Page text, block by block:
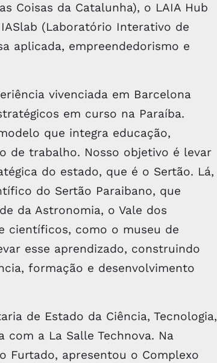
Coisas da Catalunha), o LAIA Hub
(Laboratório Interativo de
aplicada, empreendedorismo e
vivenciada em Barcelona
em curso na Paraíba.
que integra educação,
de trabalho. Nosso objetivo é levar
do estado, que é o Sertão. Lá,
do Sertão Paraibano, que
da Astronomia, o Vale dos
científicos, como o museu de
esse aprendizado, construindo
formação e desenvolvimento
de Estado da Ciência, Tecnologia,
com a La Salle Technova. Na
Furtado, apresentou o Complexo